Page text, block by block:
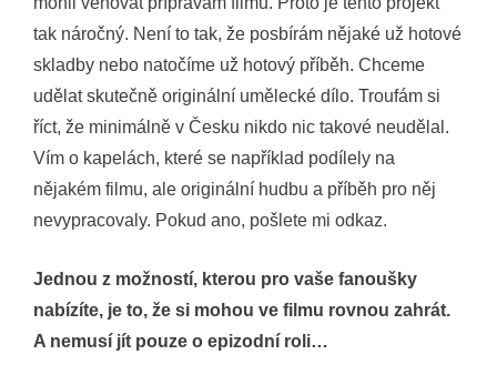
tak náročný. Není to tak, že posbírám nějaké už hotové
skladby nebo natočíme už hotový příběh. Chceme
udělat skutečně originální umělecké dílo. Troufám si
říct, že minimálně v Česku nikdo nic takové neudělal.
Vím o kapelách, které se například podílely na
nějakém filmu, ale originální hudbu a příběh pro něj
nevypracovaly. Pokud ano, pošlete mi odkaz.
Jednou z možností, kterou pro vaše fanoušky
nabízíte, je to, že si mohou ve filmu rovnou zahrát.
A nemusí jít pouze o epizodní roli…